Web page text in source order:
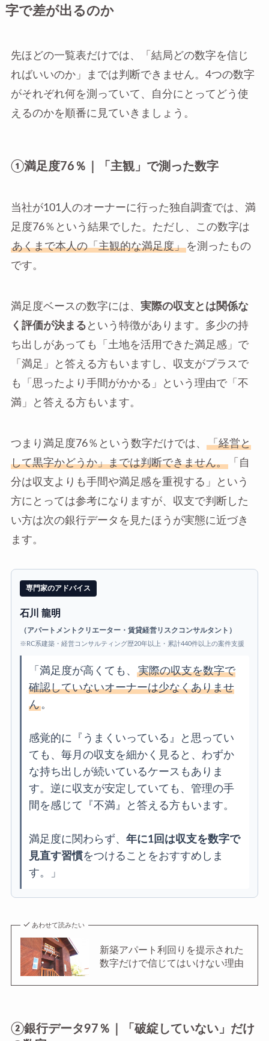
字で差が出るのか
先ほどの一覧表だけでは、「結局どの数字を信じ
ればいいのか」までは判断できません。4つの数字
がそれぞれ何を測っていて、自分にとってどう使
えるのかを順番に見ていきましょう。
①満足度76％｜「主観」で測った数字
当社が101人のオーナーに行った独自調査では、満
足度76％という結果でした。ただし、この数字は
あくまで本人の「主観的な満足度」を測ったもの
です。
満足度ベースの数字には、 実際の収支とは関係な
く評価が決まる という特徴があります。多少の持
ち出しがあっても「土地を活用できた満足感」で
「満足」と答える方もいますし、収支がプラスで
も「思ったより手間がかかる」という理由で「不
満」と答える方もいます。
つまり満足度76％という数字だけでは、
「経営と
して黒字かどうか」までは判断できません。「自
分は収支よりも手間や満足感を重視する」という
方にとっては参考になりますが、収支で判断した
い方は次の銀行データを見たほうが実態に近づき
ます。
専門家のアドバイス
石川 龍明
（アパートメントクリエーター・賃貸経営リスクコンサルタント）
※RC系建築・経営コンサルティング歴20年以上・累計440件以上の案件支援
「満足度が高くても、
実際の収支を数字で
確認していないオーナーは少なくありませ
ん。
感覚的に『うまくいっている』と思ってい
ても、毎月の収支を細かく見ると、わずか
な持ち出しが続いているケースもありま
す。逆に収支が安定していても、管理の手
間を感じて『不満』と答える方もいます。
満足度に関わらず、 年に1回は収支を数字で
見直す習慣をつけることをおすすめしま
す。」
あわせて読みたい
新築アパート利回りを提示された
数字だけで信じてはいけない理由
②銀行データ97％｜「破綻していない」だけ